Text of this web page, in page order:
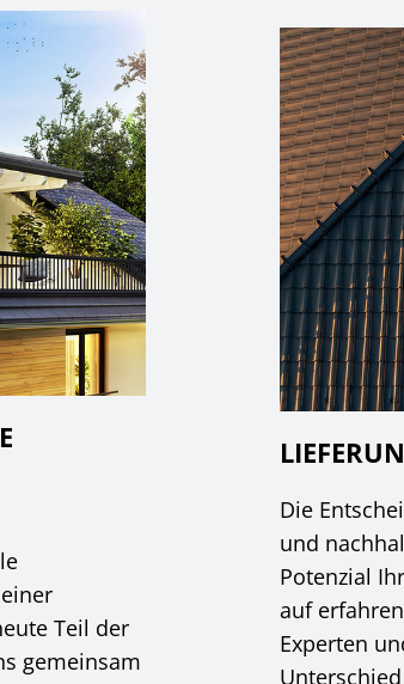
Teil der
gemeinsam
Die
und
Potenzial
auf
Experten